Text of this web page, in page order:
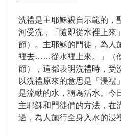
洗禮是主耶穌親自示範的，
河受洗，「隨即從水裡上來
節）。主耶穌的門徒，為人
裡去……從水裡上來。」（
節），這都表明洗禮時，受
以洗禮原來的意思是「浸禮
是流動的水，稱為活水。今
主耶穌和門徒們的方法，在
邊，為人施行全身入水的浸